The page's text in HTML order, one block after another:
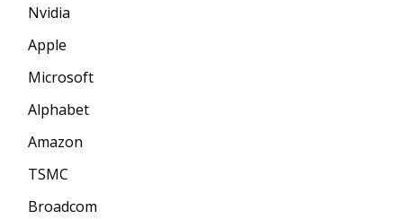
Nvidia
Apple
Microsoft
Alphabet
Amazon
TSMC
Broadcom